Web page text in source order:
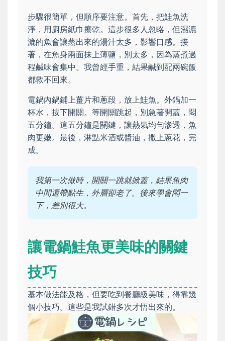
步驟很簡單，但順序要注意。首先，把鮭魚洗
淨，用廚房紙巾擦乾。這步很多人忽略，但濕漉
漉的魚會讓蒸出來的湯汁太多，影響口感。接
著，在魚身兩面抹上薄鹽，別太多，因為蒸煮過
程鹹味會集中。我曾經手重，結果鹹到配兩碗飯
都救不回來。
電鍋內鍋鋪上薑片和蔥段，放上鮭魚。外鍋加一
杯水，按下開關。等開關跳起，別急著開蓋，悶
五分鐘。這五分鐘是關鍵，讓熱氣均勻滲透，魚
肉更嫩。最後，淋點米酒或醬油，撒上蔥花，完
成。
我第一次做時，開關一跳就掀蓋，結果魚肉
中間還帶點生，外層卻老了。後來學會悶一
下，差別很大。
讓電鍋鮭魚更美味的關鍵
技巧
基本做法能及格，但要吃到餐廳級美味，得靠幾
個小技巧。這些是我試錯多次才悟出來的。